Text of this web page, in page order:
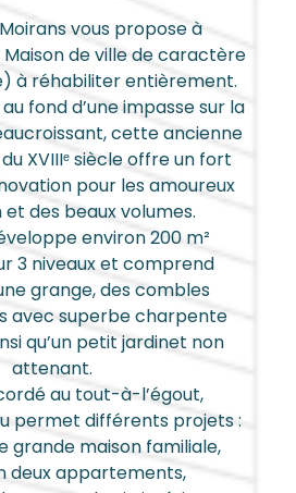
Moirans vous propose à
Maison de ville de caractère
à réhabiliter entièrement.
fond d’une impasse sur la
cette ancienne
XVIIIᵉ siècle offre un fort
pour les amoureux
et des beaux volumes.
environ 200 m²
3 niveaux et comprend
grange, des combles
avec superbe charpente
qu’un petit jardinet non
attenant.
au tout-à-l’égout,
permet différents projets :
grande maison familiale,
deux appartements,